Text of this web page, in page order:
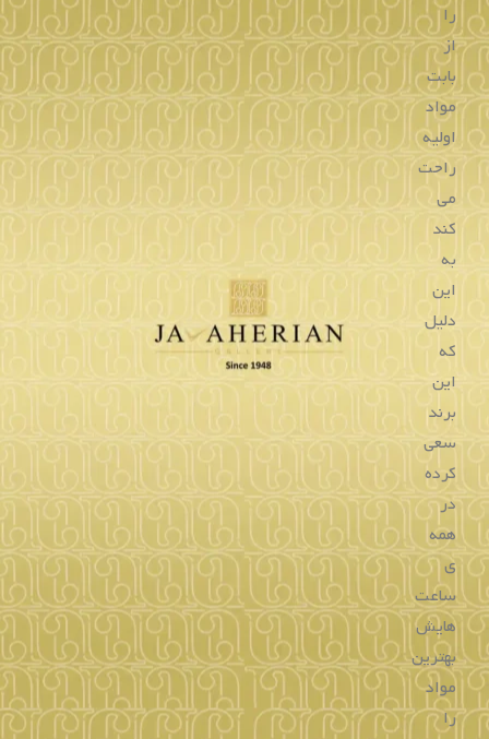
را
از
بابت
مواد
اولیه
راحت
می
کند
به
این
دلیل
که
این
برند
سعی
کرده
در
همه
ی
ساعت
هایش
بهترین
مواد
را